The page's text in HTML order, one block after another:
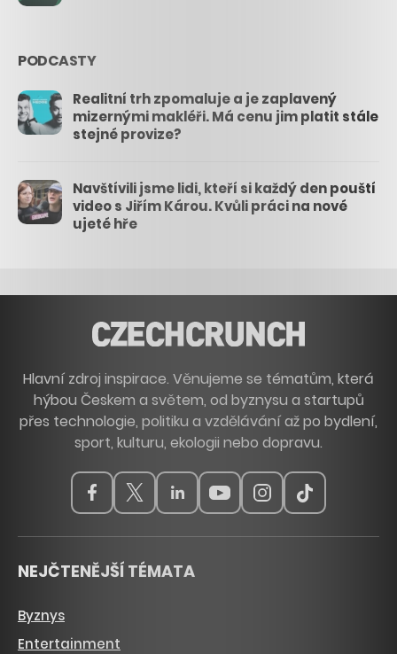
PODCASTY
Realitní trh zpomaluje a je zaplavený
mizernými makléři. Má cenu jim platit stále
stejné provize?
Navštívili jsme lidi, kteří si každý den pouští
video s Jiřím Károu. Kvůli práci na nové
ujeté hře
Hlavní zdroj inspirace. Věnujeme se tématům, která
hýbou Českem a světem, od byznysu a startupů
přes technologie, politiku a vzdělávání až po bydlení,
sport, kulturu, ekologii nebo dopravu.
NEJČTENĚJŠÍ TÉMATA
Byznys
Entertainment